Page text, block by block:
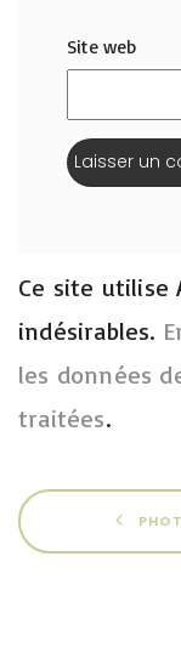
Site web
Ce site utilise
indésirables.
les données
traitées.